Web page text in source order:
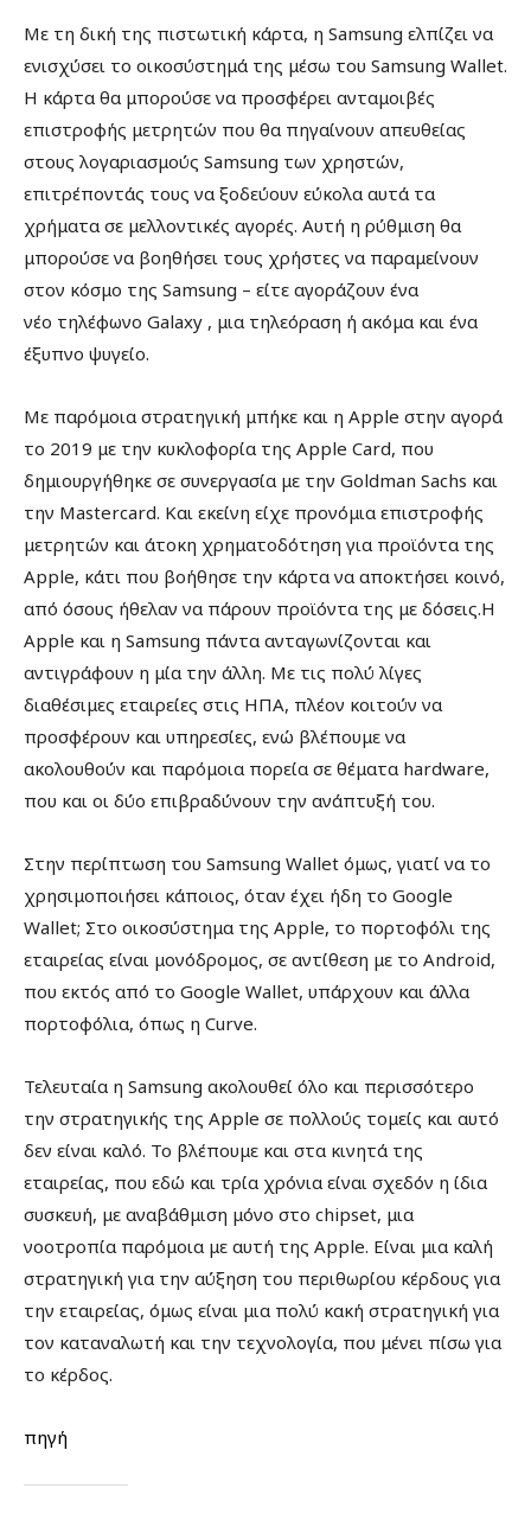
Με τη δική της πιστωτική κάρτα, η Samsung ελπίζει να
ενισχύσει το οικοσύστημά της μέσω του Samsung Wallet.
Η κάρτα θα μπορούσε να προσφέρει ανταμοιβές
επιστροφής μετρητών που θα πηγαίνουν απευθείας
στους λογαριασμούς Samsung των χρηστών,
επιτρέποντάς τους να ξοδεύουν εύκολα αυτά τα
χρήματα σε μελλοντικές αγορές. Αυτή η ρύθμιση θα
μπορούσε να βοηθήσει τους χρήστες να παραμείνουν
στον κόσμο της Samsung – είτε αγοράζουν ένα
νέο τηλέφωνο Galaxy , μια τηλεόραση ή ακόμα και ένα
έξυπνο ψυγείο.
Με παρόμοια στρατηγική μπήκε και η Apple στην αγορά
το 2019 με την κυκλοφορία της Apple Card, που
δημιουργήθηκε σε συνεργασία με την Goldman Sachs και
την Mastercard. Και εκείνη είχε προνόμια επιστροφής
μετρητών και άτοκη χρηματοδότηση για προϊόντα της
Apple, κάτι που βοήθησε την κάρτα να αποκτήσει κοινό,
από όσους ήθελαν να πάρουν προϊόντα της με δόσεις.Η
Apple και η Samsung πάντα ανταγωνίζονται και
αντιγράφουν η μία την άλλη. Με τις πολύ λίγες
διαθέσιμες εταιρείες στις ΗΠΑ, πλέον κοιτούν να
προσφέρουν και υπηρεσίες, ενώ βλέπουμε να
ακολουθούν και παρόμοια πορεία σε θέματα hardware,
που και οι δύο επιβραδύνουν την ανάπτυξή του.
Στην περίπτωση του Samsung Wallet όμως, γιατί να το
χρησιμοποιήσει κάποιος, όταν έχει ήδη το Google
Wallet; Στο οικοσύστημα της Apple, το πορτοφόλι της
εταιρείας είναι μονόδρομος, σε αντίθεση με το Android,
που εκτός από το Google Wallet, υπάρχουν και άλλα
πορτοφόλια, όπως η Curve.
Τελευταία η Samsung ακολουθεί όλο και περισσότερο
την στρατηγικής της Apple σε πολλούς τομείς και αυτό
δεν είναι καλό. Το βλέπουμε και στα κινητά της
εταιρείας, που εδώ και τρία χρόνια είναι σχεδόν η ίδια
συσκευή, με αναβάθμιση μόνο στο chipset, μια
νοοτροπία παρόμοια με αυτή της Apple. Είναι μια καλή
στρατηγική για την αύξηση του περιθωρίου κέρδους για
την εταιρείας, όμως είναι μια πολύ κακή στρατηγική για
τον καταναλωτή και την τεχνολογία, που μένει πίσω για
το κέρδος.
πηγή